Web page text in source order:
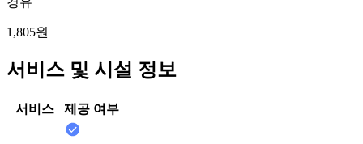
1,805원
서비스 및 시설 정보
서비스 제공 여부